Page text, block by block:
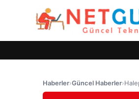
Haberler›Güncel Haberler›